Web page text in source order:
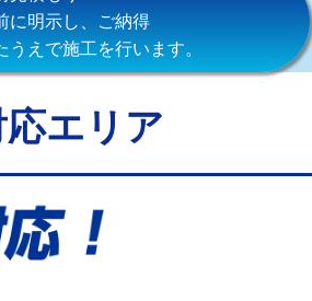
加工)
止め) 3,300円
使用（バンド止
5,500円
・埋め戻し作
に明示し、ご納得
うえで施工を行います。
応エリア